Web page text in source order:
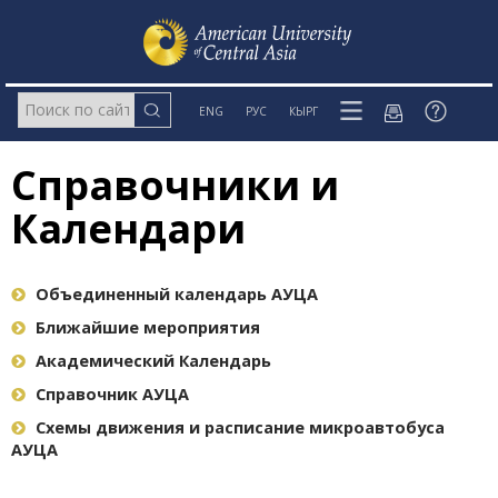
ENG РУС КЫРГ
Справочники и
Календари
Объединенный календарь АУЦА
Ближайшие мероприятия
Академический Календарь
Справочник АУЦА
Схемы движения и расписание микроавтобуса
АУЦА